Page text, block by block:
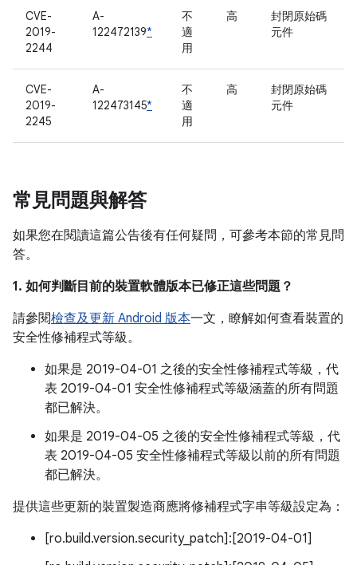
CVE-
2019-
2244
A-
122472139*
不
適
用
高
封閉原始碼
元件
CVE-
2019-
2245
A-
122473145*
不
適
用
高
封閉原始碼
元件
常見問題與解答
如果您在閱讀這篇公告後有任何疑問，可參考本節的常見問
答。
1. 如何判斷目前的裝置軟體版本已修正這些問題？
請參閱檢查及更新 Android 版本一文，瞭解如何查看裝置的
安全性修補程式等級。
如果是 2019-04-01 之後的安全性修補程式等級，代
表 2019-04-01 安全性修補程式等級涵蓋的所有問題
都已解決。
如果是 2019-04-05 之後的安全性修補程式等級，代
表 2019-04-05 安全性修補程式等級以前的所有問題
都已解決。
提供這些更新的裝置製造商應將修補程式字串等級設定為：
[ro.build.version.security_patch]:[2019-04-01]